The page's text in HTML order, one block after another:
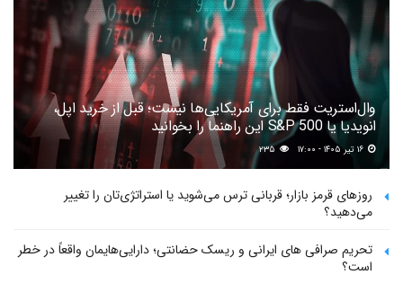
وال‌استریت فقط برای آمریکایی‌ها نیست؛ قبل از خرید اپل،
انویدیا یا S&P 500 این راهنما را بخوانید
۲۳۵
روزهای قرمز بازار؛ قربانی ترس می‌شوید یا استراتژی‌تان را تغییر
می‌دهید؟
تحریم صرافی های ایرانی و ریسک حضانتی؛ دارایی‌هایمان واقعاً در خطر
است؟